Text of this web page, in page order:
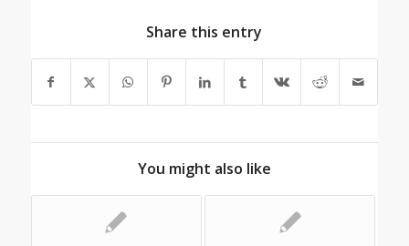
Share this entry
You might also like